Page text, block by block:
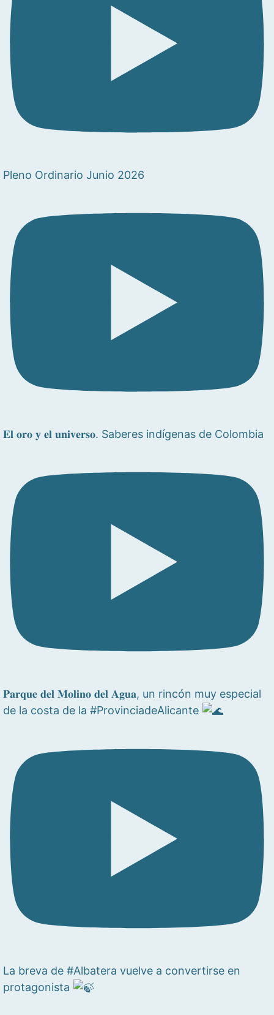
Pleno Ordinario Junio 2026
𝐄𝐥 𝐨𝐫𝐨 𝐲 𝐞𝐥 𝐮𝐧𝐢𝐯𝐞𝐫𝐬𝐨. Saberes indígenas de Colombia
𝐏𝐚𝐫𝐪𝐮𝐞 𝐝𝐞𝐥 𝐌𝐨𝐥𝐢𝐧𝐨 𝐝𝐞𝐥 𝐀𝐠𝐮𝐚, un rincón muy especial
de la costa de la #ProvinciadeAlicante
La breva de #Albatera vuelve a convertirse en
protagonista